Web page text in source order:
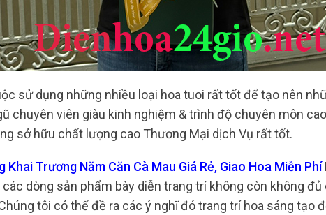
sử dụng những nhiều loại hoa tuoi rất tốt để tạo nên
chuyên viên giàu kinh nghiệm & trình độ chuyên môn
sở hữu chất lượng cao Thương Mại dịch Vụ rất tốt.
Trương Năm Căn Cà Mau Giá Rẻ, Giao Hoa Miễn Phí
dòng sản phẩm bày diễn trang trí không còn không đủ
tôi có thể đề ra các ý nghĩ đó trang trí hoa sáng tạo